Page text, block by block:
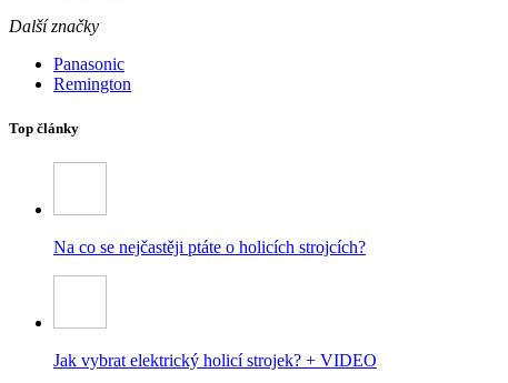
Další značky
Panasonic
Remington
Top články
Na co se nejčastěji ptáte o holicích strojcích?
Jak vybrat elektrický holicí strojek? + VIDEO